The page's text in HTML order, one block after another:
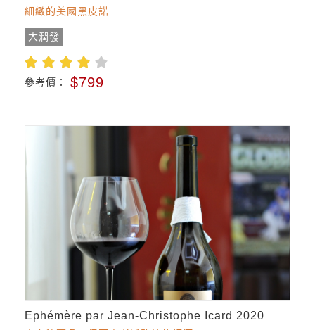
細緻的美國黑皮諾
大潤發
參考價： $799
Ephémère par Jean-Christophe Icard 2020